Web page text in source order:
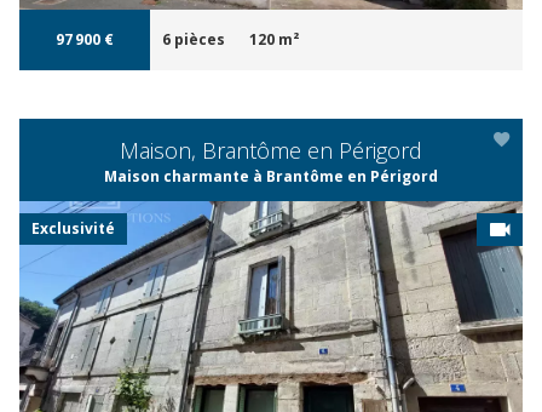
97 900 € 6 pièces 120 m²
Maison, Brantôme en Périgord
Maison charmante à Brantôme en Périgord
APERÇU
Exclusivité